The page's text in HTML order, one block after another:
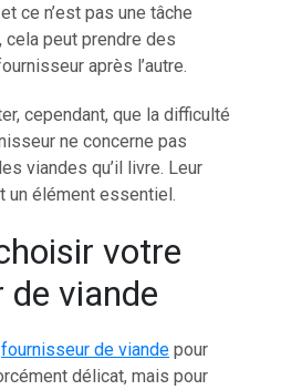
ce n’est pas une tâche
cela peut prendre des
après l’autre.
cependant, que la difficulté
ne concerne pas
viandes qu’il livre. Leur
un élément essentiel.
votre
viande
fournisseur de viande pour
délicat, mais pour